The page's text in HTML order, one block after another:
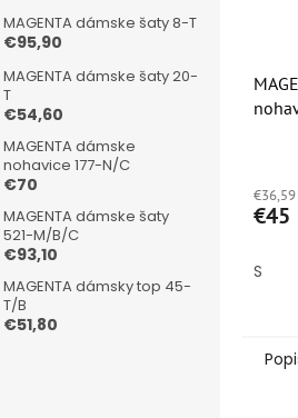
MAGENTA dámske šaty 8-T
€95,90
MAGENTA dámske šaty 20-
T
€54,60
MAGENTA dámske
nohavice 177-N/C
€70
MAGENTA dámske šaty
521-M/B/C
€93,10
MAGENTA dámsky top 45-
T/B
€51,80
je
z
5
€36,59
€45
S